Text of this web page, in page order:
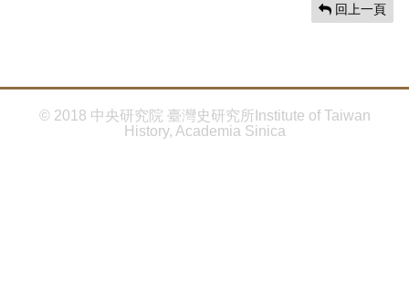
回上一頁
© 2018 中央研究院 臺灣史研究所Institute of Taiwan
History, Academia Sinica